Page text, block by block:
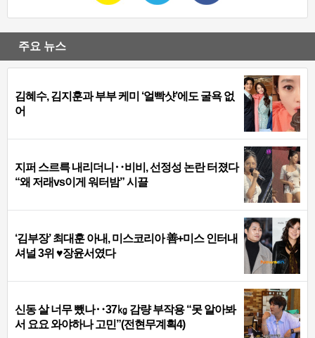
주요 뉴스
김혜수, 김지훈과 부부 케미 ‘얼빡샷’에도 굴욕 없
어
지퍼 스르륵 내리더니‥비비, 선정성 논란 터졌다
“왜 저래vs이게 워터밤” 시끌
‘김부장’ 최대훈 아내, 미스코리아 善+미스 인터내
셔널 3위 ♥장윤서였다
신동 살 너무 뺐나‥37㎏ 감량 부작용 “못 알아봐
서 요요 와야하나 고민”(전현무계획4)